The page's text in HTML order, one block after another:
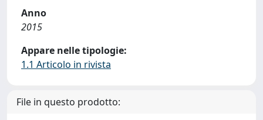
Anno
2015
Appare nelle tipologie:
1.1 Articolo in rivista
File in questo prodotto: